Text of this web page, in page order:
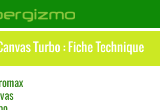
Turbo : Fiche Technique